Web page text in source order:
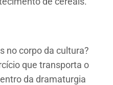
no corpo da cultura?
que transporta o
da dramaturgia